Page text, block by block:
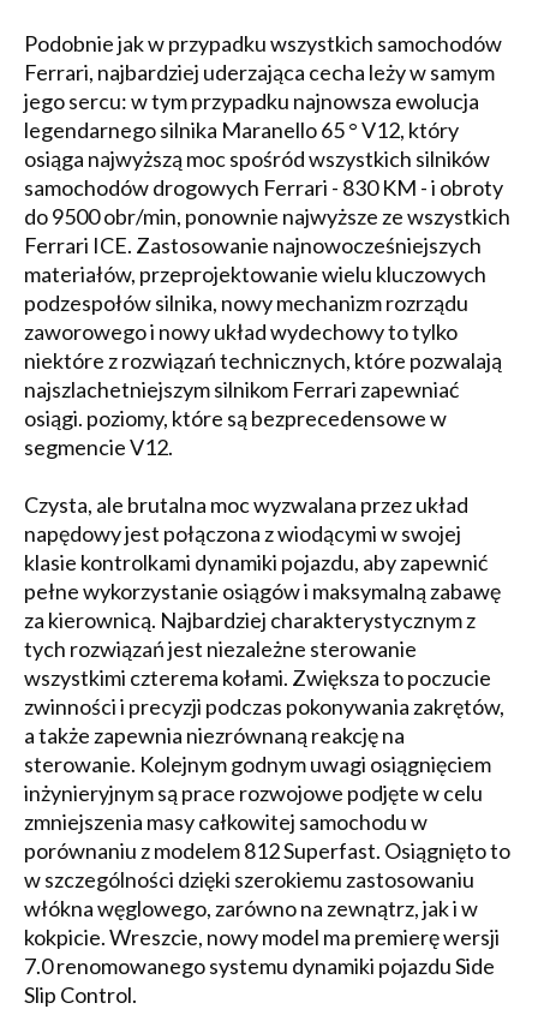
Podobnie jak w przypadku wszystkich samochodów
Ferrari, najbardziej uderzająca cecha leży w samym
jego sercu: w tym przypadku najnowsza ewolucja
legendarnego silnika Maranello 65 ° V12, który
osiąga najwyższą moc spośród wszystkich silników
samochodów drogowych Ferrari - 830 KM - i obroty
do 9500 obr/min, ponownie najwyższe ze wszystkich
Ferrari ICE. Zastosowanie najnowocześniejszych
materiałów, przeprojektowanie wielu kluczowych
podzespołów silnika, nowy mechanizm rozrządu
zaworowego i nowy układ wydechowy to tylko
niektóre z rozwiązań technicznych, które pozwalają
najszlachetniejszym silnikom Ferrari zapewniać
osiągi. poziomy, które są bezprecedensowe w
segmencie V12.
Czysta, ale brutalna moc wyzwalana przez układ
napędowy jest połączona z wiodącymi w swojej
klasie kontrolkami dynamiki pojazdu, aby zapewnić
pełne wykorzystanie osiągów i maksymalną zabawę
za kierownicą. Najbardziej charakterystycznym z
tych rozwiązań jest niezależne sterowanie
wszystkimi czterema kołami. Zwiększa to poczucie
zwinności i precyzji podczas pokonywania zakrętów,
a także zapewnia niezrównaną reakcję na
sterowanie. Kolejnym godnym uwagi osiągnięciem
inżynieryjnym są prace rozwojowe podjęte w celu
zmniejszenia masy całkowitej samochodu w
porównaniu z modelem 812 Superfast. Osiągnięto to
w szczególności dzięki szerokiemu zastosowaniu
włókna węglowego, zarówno na zewnątrz, jak i w
kokpicie. Wreszcie, nowy model ma premierę wersji
7.0 renomowanego systemu dynamiki pojazdu Side
Slip Control.